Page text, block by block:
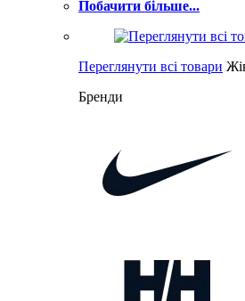
Побачити більше...
Переглянути всі товари
Бренди